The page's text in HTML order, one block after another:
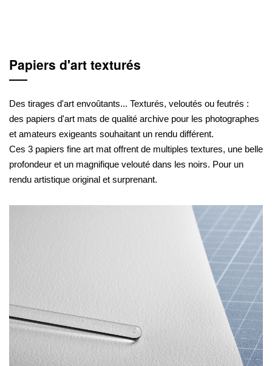
Papiers d'art texturés
Des tirages d'art envoûtants... Texturés, veloutés ou feutrés :
des papiers d'art mats de qualité archive pour les photographes
et amateurs exigeants souhaitant un rendu différent.
Ces 3 papiers fine art mat offrent de multiples textures, une belle
profondeur et un magnifique velouté dans les noirs. Pour un
rendu artistique original et surprenant.